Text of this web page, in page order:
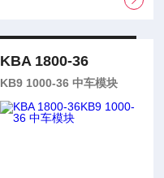
KBA 1800-36
KB9 1000-36 中车模块